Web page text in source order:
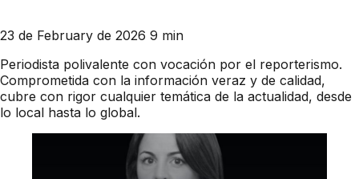
23 de February de 2026 9 min
Periodista polivalente con vocación por el reporterismo.
Comprometida con la información veraz y de calidad,
cubre con rigor cualquier temática de la actualidad, desde
lo local hasta lo global.